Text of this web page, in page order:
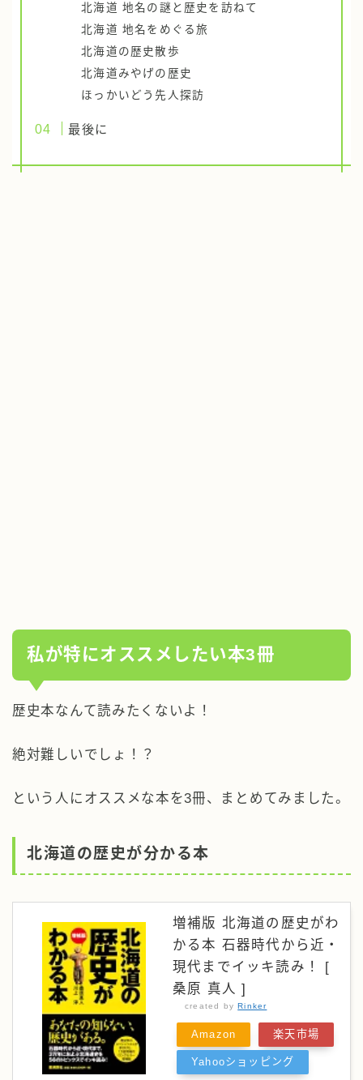
北海道 地名の謎と歴史を訪ねて
北海道 地名をめぐる旅
北海道の歴史散歩
北海道みやげの歴史
ほっかいどう先人探訪
最後に
私が特にオススメしたい本3冊
歴史本なんて読みたくないよ！
絶対難しいでしょ！？
という人にオススメな本を3冊、まとめてみました。
北海道の歴史が分かる本
増補版 北海道の歴史がわ
かる本 石器時代から近・
現代までイッキ読み！ [
桑原 真人 ]
created byRinker
Amazon 楽天市場
Yahooショッピング